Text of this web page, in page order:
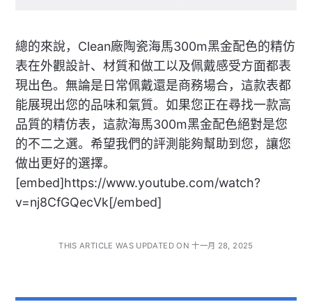
總的來說，Clean廠陶瓷海馬300m黑金配色的精仿
表在外觀設計、材質和做工以及佩戴感受方面都表
現出色。無論是日常佩戴還是商務場合，這款表都
能展現出您的品味和氣質。如果您正在尋找一款高
品質的精仿表，這款海馬300m黑金配色絕對是您
的不二之選。希望我們的評測能夠幫助到您，讓您
做出更好的選擇。
[embed]https://www.youtube.com/watch?
v=nj8CfGQecVk[/embed]
THIS ARTICLE WAS UPDATED ON 十一月 28, 2025